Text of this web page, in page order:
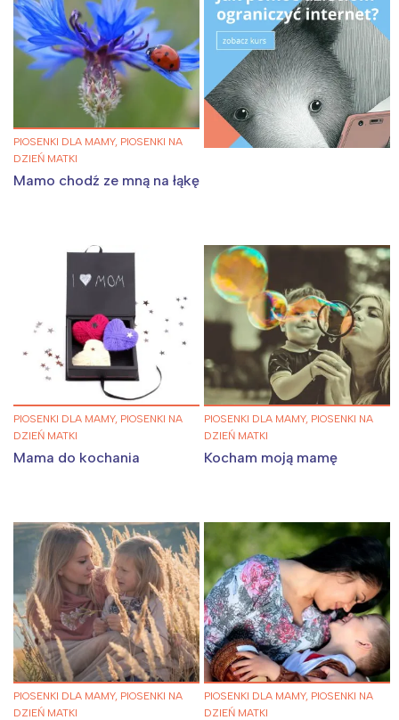
PIOSENKI DLA MAMY, PIOSENKI NA
DZIEŃ MATKI
Mamo chodź ze mną na łąkę
PIOSENKI DLA MAMY, PIOSENKI NA
DZIEŃ MATKI
Mama do kochania
PIOSENKI DLA MAMY, PIOSENKI NA
DZIEŃ MATKI
Kocham moją mamę
PIOSENKI DLA MAMY, PIOSENKI NA
DZIEŃ MATKI
PIOSENKI DLA MAMY, PIOSENKI NA
DZIEŃ MATKI